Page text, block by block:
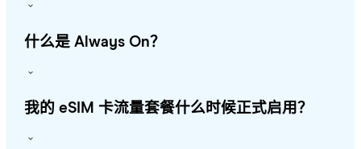
什么是 Always On？
我的 eSIM 卡流量套餐什么时候正式启用？